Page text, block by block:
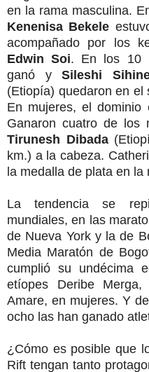
en la rama masculina.
Kenenisa Bekele
acompañado por los
Edwin Soi. En los 10
ganó ySileshi
(Etiopía) quedaron en el
En mujeres, el dominio
Ganaron cuatro de los
Tirunesh Dibada
km.) a la cabeza.
la medalla de plata en la
La tendencia se
mundiales, en las
de Nueva York y la de
Media Maratón de
cumplió su undécima
etíopes Deribe
Amare, en mujeres. Y
ocho las han ganado
¿Cómo es posible que
Rift tengan tanto